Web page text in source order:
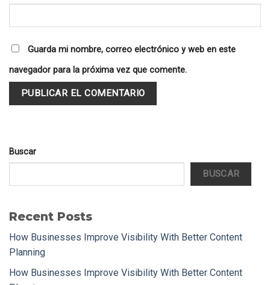
Guarda mi nombre, correo electrónico y web en este
navegador para la próxima vez que comente.
Buscar
BUSCAR
Recent Posts
How Businesses Improve Visibility With Better Content
Planning
How Businesses Improve Visibility With Better Content